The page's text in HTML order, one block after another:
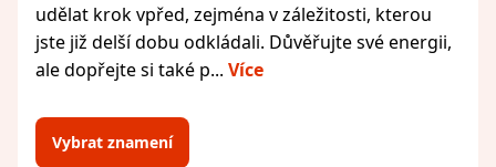
udělat krok vpřed, zejména v záležitosti, kterou
jste již delší dobu odkládali. Důvěřujte své energii,
ale dopřejte si také p... Více
Vybrat znamení